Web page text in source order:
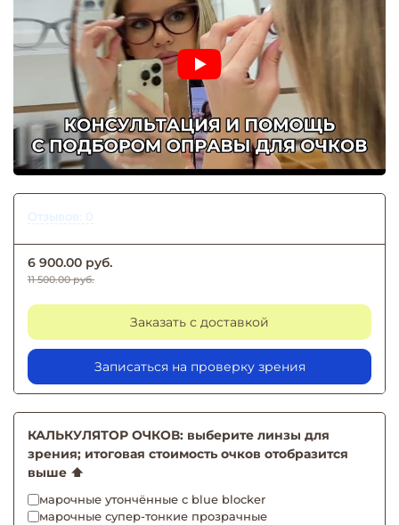
Отзывов: 0
6 900.00 руб.
11 500.00 руб.
Заказать с доставкой
Записаться на проверку зрения
КАЛЬКУЛЯТОР ОЧКОВ: выберите линзы для
зрения; итоговая стоимость очков отобразится
выше ⬆️
марочные утончённые с blue blocker
марочные супер-тонкие прозрачные